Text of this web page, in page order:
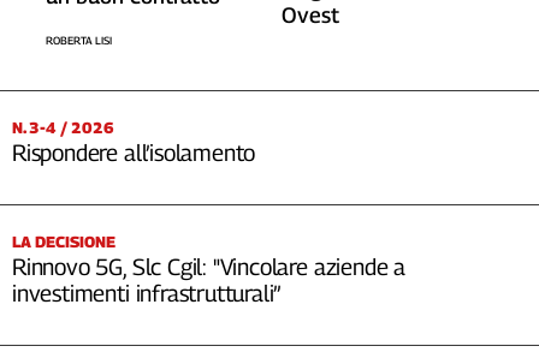
ROBERTA LISI
Ovest
N. 3-4 / 2026
Rispondere all’isolamento
LA DECISIONE
Rinnovo 5G, Slc Cgil: "Vincolare aziende a
investimenti infrastrutturali”